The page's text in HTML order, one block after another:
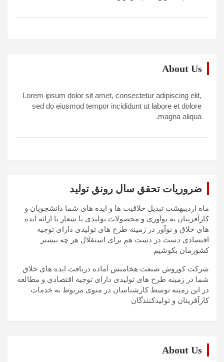
About Us
Lorem ipsum dolor sit amet, consectetur adipiscing elit,
sed do eiusmod tempor incididunt ut labore et dolore
magna aliqua.
ضروریات تحقق سال رونق تولید
ماه اردیبهشت تبدیل خلاقیت ها و ایده های شما دانشجویان و
کارآفرینان به نوآوری و محصولات تولیدی با شعار با ارائه ایده
های خلاق و نوآور در زمینه طرح های تولیدی دارای توجیه
اقتصادی دست در دست هم برای استقلال هر چه بیشتر
کشورمان بکوشیم
شرکت کوروش صنعت هخامنش آماده دریافت ایده های خلاق
شما در زمینه طرح های تولیدی دارای توجیه اقتصادی و مطالعه
در این زمینه توسط کارشناسان در منوی مربوط به خدمات
کارآفرینان و تولیدکنندگان
About Us